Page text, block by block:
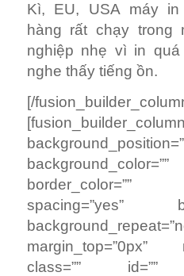
Kì, EU, USA máy
hàng rất chạy trong
nghiệp nhẹ vì in
nghe thấy tiếng ồn.
[/
border_color=””
spacing=”yes”
margin_top=”0px”
class=”” id=””